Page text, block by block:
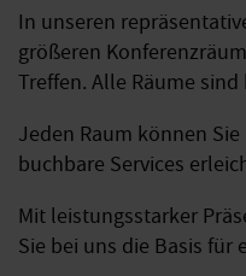
In unseren
größeren
Treffen. Alle Räume
Jeden Raum können
buchbare Services
Mit leistungsstarker
Sie bei uns die Basis für